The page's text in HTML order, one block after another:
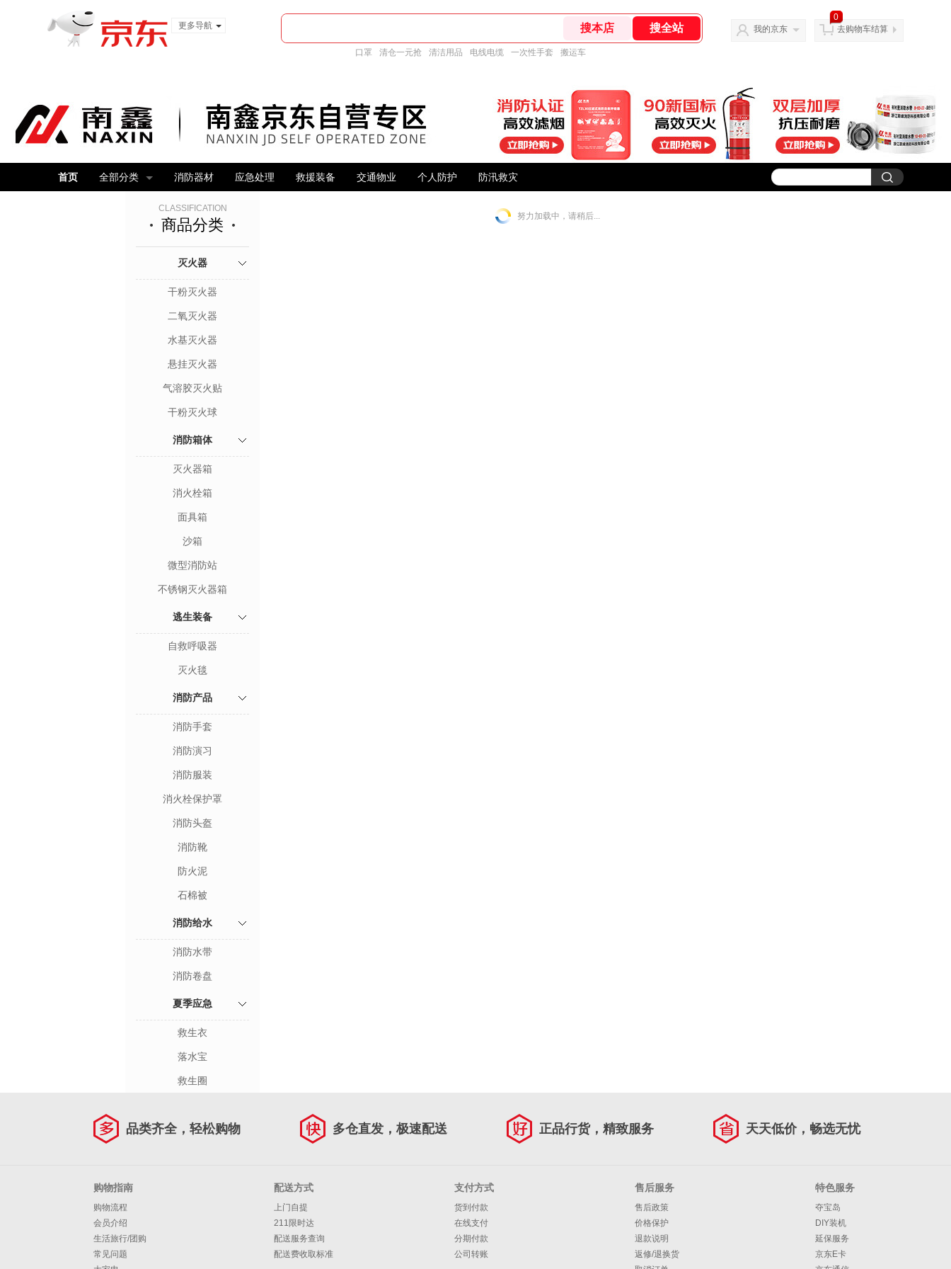
更多导航
口罩 清仓一元抢 清洁用品 电线电缆 一次性手套 搬运车
我的京东
0
去购物车结算
首页 全部分类 消防器材 应急处理 救援装备 交通物业 个人防护 防汛救灾
CLASSIFICATION
商品分类
灭火器
干粉灭火器
二氧灭火器
水基灭火器
悬挂灭火器
气溶胶灭火贴
干粉灭火球
消防箱体
灭火器箱
消火栓箱
面具箱
沙箱
微型消防站
不锈钢灭火器箱
逃生装备
自救呼吸器
灭火毯
消防产品
消防手套
消防演习
消防服装
消火栓保护罩
消防头盔
消防靴
防火泥
石棉被
消防给水
消防水带
消防卷盘
夏季应急
救生衣
落水宝
救生圈
努力加载中，请稍后...
品类齐全，轻松购物 多仓直发，极速配送 正品行货，精致服务 天天低价，畅选无忧
购物指南
购物流程
会员介绍
生活旅行/团购
常见问题
配送方式
上门自提
211限时达
配送服务查询
配送费收取标准
支付方式
货到付款
在线支付
分期付款
公司转账
售后服务
售后政策
价格保护
退款说明
返修/退换货
特色服务
夺宝岛
DIY装机
延保服务
京东E卡